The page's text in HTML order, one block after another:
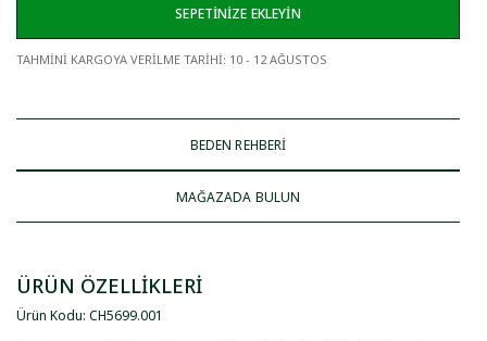
SEPETİNİZE EKLEYİN
TAHMİNİ KARGOYA VERİLME TARİHİ: 10 - 12 AĞUSTOS
BEDEN REHBERİ
MAĞAZADA BULUN
ÜRÜN ÖZELLİKLERİ
Ürün Kodu: CH5699.001